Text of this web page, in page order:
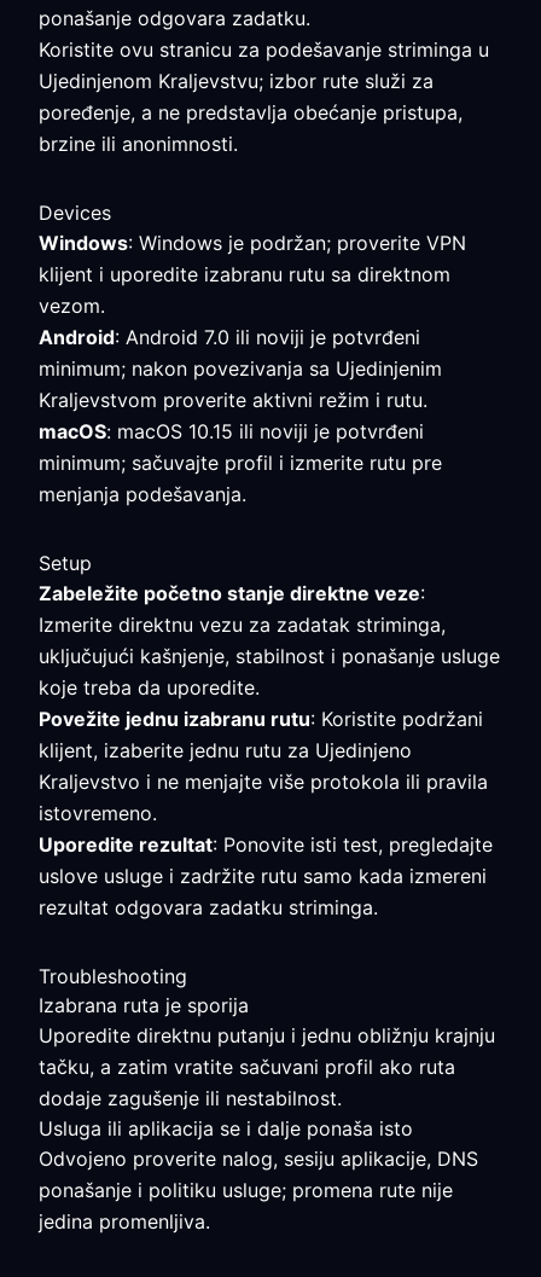
ponašanje odgovara zadatku.
Koristite ovu stranicu za podešavanje striminga u
Ujedinjenom Kraljevstvu; izbor rute služi za
poređenje, a ne predstavlja obećanje pristupa,
brzine ili anonimnosti.
Devices
Windows: Windows je podržan; proverite VPN
klijent i uporedite izabranu rutu sa direktnom
vezom.
Android: Android 7.0 ili noviji je potvrđeni
minimum; nakon povezivanja sa Ujedinjenim
Kraljevstvom proverite aktivni režim i rutu.
macOS: macOS 10.15 ili noviji je potvrđeni
minimum; sačuvajte profil i izmerite rutu pre
menjanja podešavanja.
Setup
Zabeležite početno stanje direktne veze:
Izmerite direktnu vezu za zadatak striminga,
uključujući kašnjenje, stabilnost i ponašanje usluge
koje treba da uporedite.
Povežite jednu izabranu rutu: Koristite podržani
klijent, izaberite jednu rutu za Ujedinjeno
Kraljevstvo i ne menjajte više protokola ili pravila
istovremeno.
Uporedite rezultat: Ponovite isti test, pregledajte
uslove usluge i zadržite rutu samo kada izmereni
rezultat odgovara zadatku striminga.
Troubleshooting
Izabrana ruta je sporija
Uporedite direktnu putanju i jednu obližnju krajnju
tačku, a zatim vratite sačuvani profil ako ruta
dodaje zagušenje ili nestabilnost.
Usluga ili aplikacija se i dalje ponaša isto
Odvojeno proverite nalog, sesiju aplikacije, DNS
ponašanje i politiku usluge; promena rute nije
jedina promenljiva.